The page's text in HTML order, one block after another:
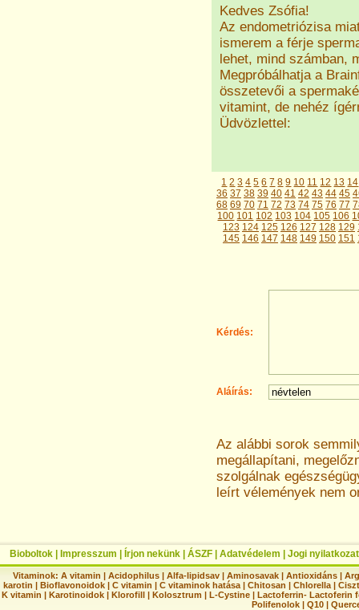
Kedves Zsófia!
Az endometriózisa
ismerem a férje
lehet, mind számban,
Megpróbálhatja a
összetevői a
vitamint, de nehéz
Üdvözlettel:
1 2 3 4 5 6 7 8 9 10 11 12 13 14
36 37 38 39 40 41 42 43 44 45
68 69 70 71 72 73 74 75 76 77
100 101 102 103 104 105 106
123 124 125 126 127 128 129
145 146 147 148 149 150 151
Kérdés:
Aláírás:
Az alábbi sorok
megállapítani,
szolgálnak
leírt vélemények nem
Bioboltok Impresszum Írjon nekünk ÁSZF Adatvédelem Jogi nyilatkozat
Vitaminok: A vitamin |Acidophilus |Alfa-lipidsav |Aminosavak |Antioxidáns |
karotin | Bioflavonoidok | C vitamin | C vitaminok hatása | Chitosan | Chlorella |
K vitamin | Karotinoidok | Klorofill | Kolosztrum | L-Cystine | Lactoferrin- Lactoferin
Polifenolok |Q10 |